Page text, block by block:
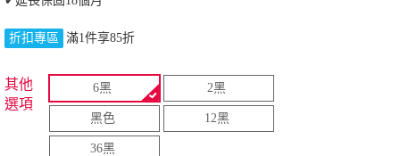
折扣專區 滿1件享85折
其他
選項
6黑 2黑
黑色 12黑
36黑